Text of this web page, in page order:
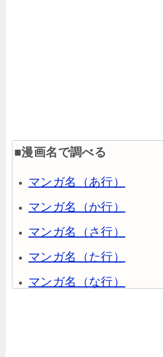
■漫画名で調べる
マンガ名（あ行）
マンガ名（か行）
マンガ名（さ行）
マンガ名（た行）
マンガ名（な行）